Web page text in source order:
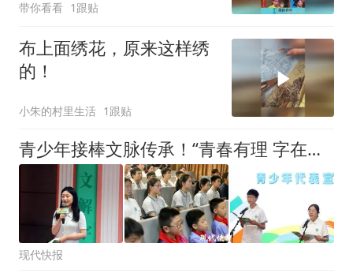
带你看看 1跟贴
布上面绣花，原来这样绣
的！
小朱的村里生活 1跟贴
青少年接棒文脉传承！“青春有理 字在其中”网络大思政课启动
现代快报